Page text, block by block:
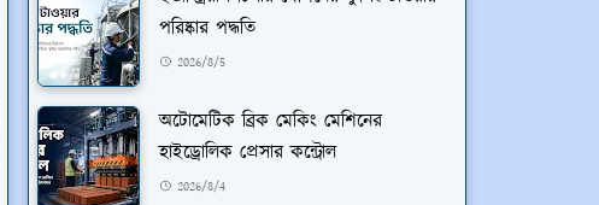
পরিষ্কার পদ্ধতি
2026/8/5
অটোমেটিক ব্রিক মেকিং মেশিনের
হাইড্রোলিক প্রেসার কন্ট্রোল
2026/8/4